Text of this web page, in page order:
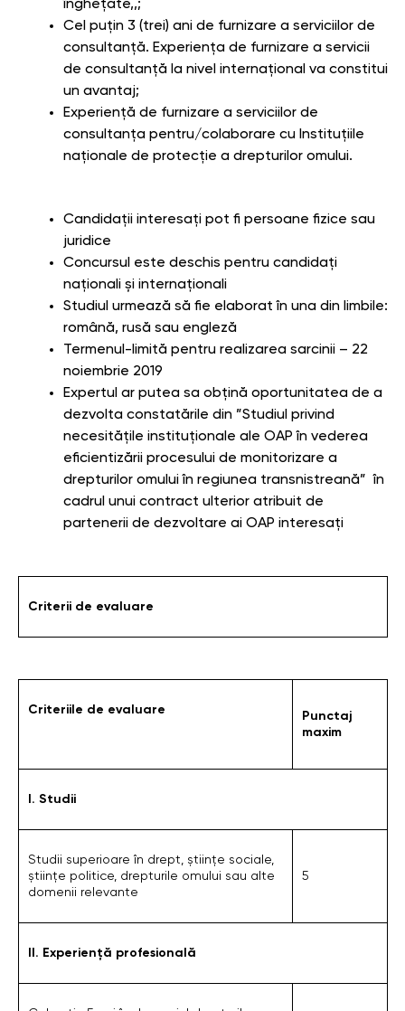
înghețate,,;
Cel puțin 3 (trei) ani de furnizare a serviciilor de
consultanță. Experiența de furnizare a servicii
de consultanță la nivel internațional va constitui
un avantaj;
Experiență de furnizare a serviciilor de
consultanța pentru/colaborare cu Instituțiile
naționale de protecție a drepturilor omului.
Candidații interesați pot fi persoane fizice sau
juridice
Concursul este deschis pentru candidați
naționali și internaționali
Studiul urmează să fie elaborat în una din limbile:
română, rusă sau engleză
Termenul-limită pentru realizarea sarcinii – 22
noiembrie 2019
Expertul ar putea sa obțină oportunitatea de a
dezvolta constatările din ”Studiul privind
necesitățile instituționale ale OAP în vederea
eficientizării procesului de monitorizare a
drepturilor omului în regiunea transnistreană” în
cadrul unui contract ulterior atribuit de
partenerii de dezvoltare ai OAP interesați
Criterii de evaluare
Criteriile de evaluare
Punctaj
maxim
I. Studii
Studii superioare în drept, științe sociale,
științe politice, drepturile omului sau alte
domenii relevante
5
II. Experiență profesională